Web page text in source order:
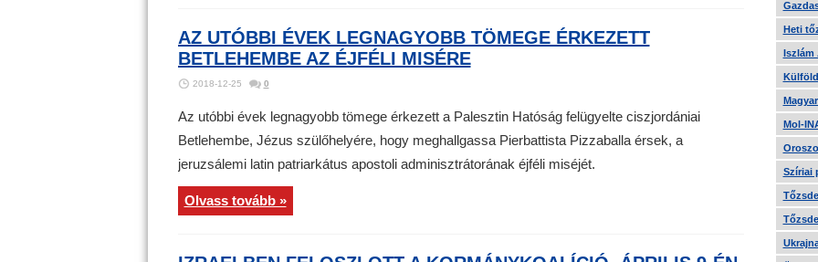
AZ UTÓBBI ÉVEK LEGNAGYOBB TÖMEGE ÉRKEZETT
BETLEHEMBE AZ ÉJFÉLI MISÉRE
2018-12-25 0
Az utóbbi évek legnagyobb tömege érkezett a Palesztin Hatóság felügyelte ciszjordániai
Betlehembe, Jézus szülőhelyére, hogy meghallgassa Pierbattista Pizzaballa érsek, a
jeruzsálemi latin patriarkátus apostoli adminisztrátorának éjféli miséjét.
Olvass tovább »
Heti
Iszlám
Mol-
Szíriai